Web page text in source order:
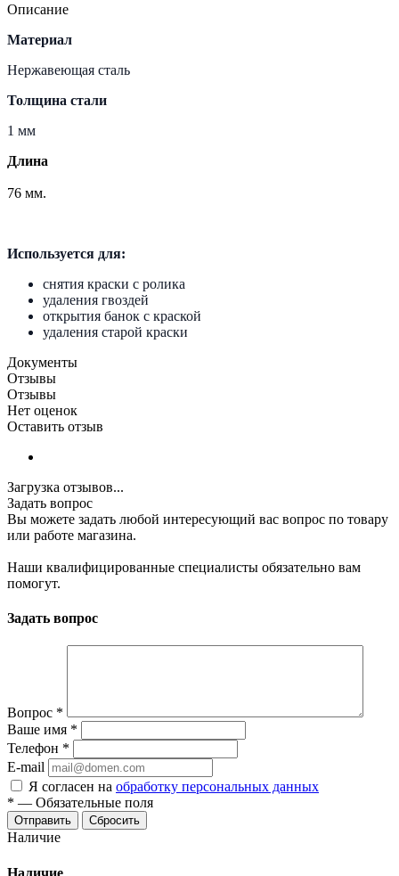
Описание
Материал
Нержавеющая сталь
Толщина стали
1 мм
Длина
76 мм.
Используется для:
снятия краски с ролика
удаления гвоздей
открытия банок с краской
удаления старой краски
Документы
Отзывы
Отзывы
Нет оценок
Оставить отзыв
Загрузка отзывов...
Задать вопрос
Вы можете задать любой интересующий вас вопрос по товару
или работе магазина.
Наши квалифицированные специалисты обязательно вам
помогут.
Задать вопрос
Вопрос *
Ваше имя *
Телефон *
E-mail
Я согласен на обработку персональных данных
* — Обязательные поля
Сбросить
Наличие
Наличие